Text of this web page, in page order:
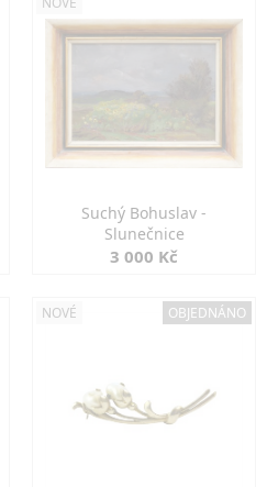
Suchý Bohuslav -
Slunečnice
3 000 Kč
NOVÉ OBJEDNÁNO